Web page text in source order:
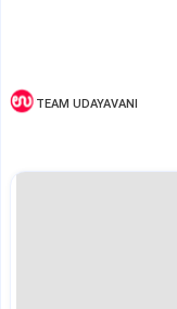
TEAM UDAYAVANI